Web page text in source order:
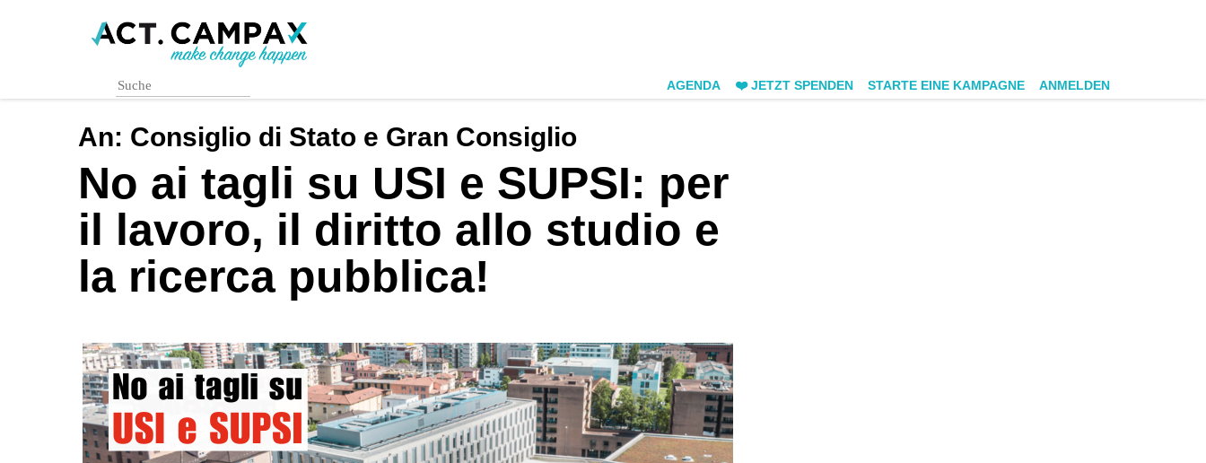
AGENDA ❤️ JETZT SPENDEN STARTE EINE KAMPAGNE ANMELDEN
An: Consiglio di Stato e Gran Consiglio
No ai tagli su USI e SUPSI: per
il lavoro, il diritto allo studio e
la ricerca pubblica!